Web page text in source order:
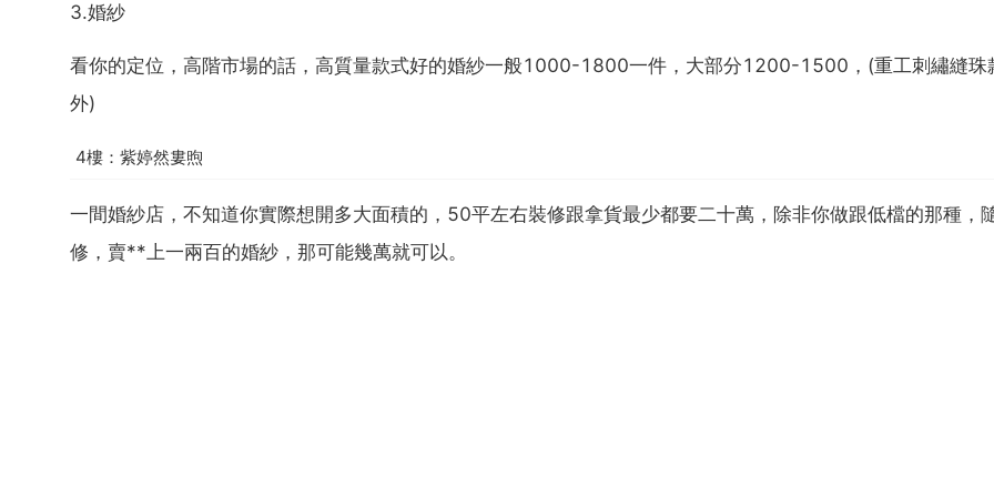
3.婚紗
看你的定位，高階市場的話，高質量款式好的婚紗一般1000-1800一件，大部分1200-1500，(重工刺繡縫珠
外)
4樓：紫婷然婁煦
一間婚紗店，不知道你實際想開多大面積的，50平左右裝修跟拿貨最少都要二十萬，除非你做跟低檔的那種，
修，賣**上一兩百的婚紗，那可能幾萬就可以。